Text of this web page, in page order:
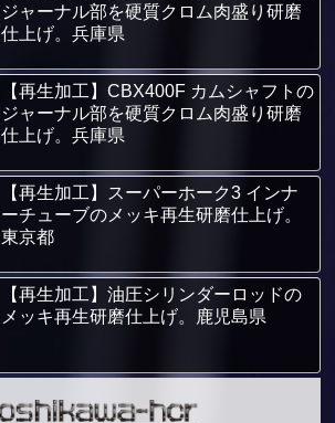
ジャーナル部を硬質クロム肉盛り研磨
仕上げ。兵庫県
【再生加工】CBX400F カムシャフトの
ジャーナル部を硬質クロム肉盛り研磨
仕上げ。兵庫県
【再生加工】スーパーホーク3 インナ
ーチューブのメッキ再生研磨仕上げ。
東京都
【再生加工】油圧シリンダーロッドの
メッキ再生研磨仕上げ。鹿児島県